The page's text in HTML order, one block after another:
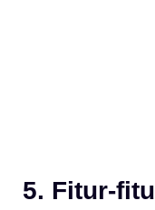
5. Fitur-